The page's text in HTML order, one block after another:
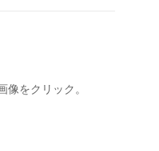
をクリック。